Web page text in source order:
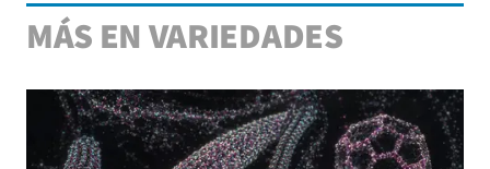
MÁS EN VARIEDADES